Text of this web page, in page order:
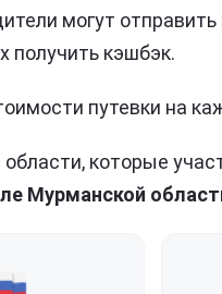
могут
получить кэшбэк.
путевки на
которые
Мурманской